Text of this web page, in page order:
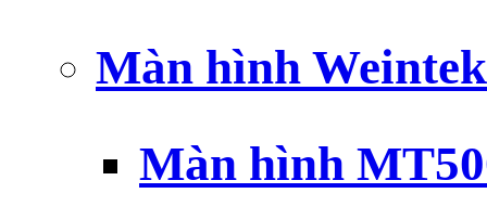
Màn hình
Màn hình